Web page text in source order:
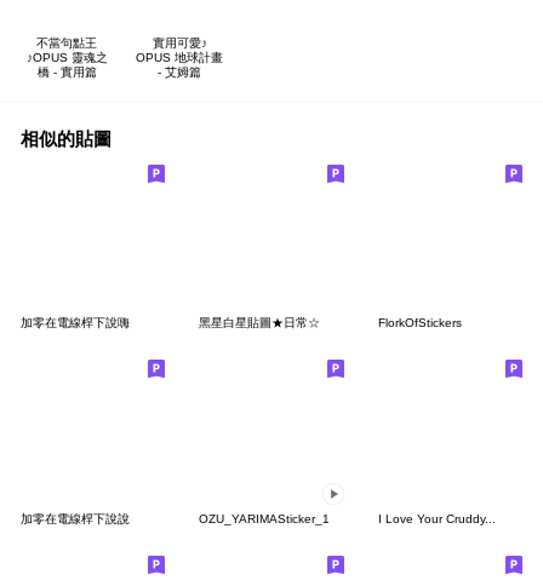
不當句點王
♪OPUS 靈魂之
橋 - 實用篇
實用可愛♪
OPUS 地球計畫
- 艾姆篇
相似的貼圖
加零在電線桿下說嗨 黑星白星貼圖★日常☆ FlorkOfStickers
加零在電線桿下說說 OZU_YARIMASticker_1 I Love Your Cruddy...